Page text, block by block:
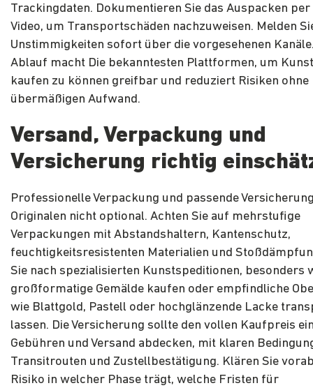
Trackingdaten. Dokumentieren Sie das Auspacken
Video, um Transportschäden nachzuweisen. Melden
Unstimmigkeiten sofort über die vorgesehenen
Ablauf macht Die bekanntesten Plattformen, um
kaufen zu können greifbar und reduziert Risiken ohne
übermäßigen Aufwand.
Versand, Verpackung und
Versicherung richtig
Professionelle Verpackung und passende
Originalen nicht optional. Achten Sie auf mehrstufige
Verpackungen mit Abstandshaltern, Kantenschutz,
feuchtigkeitsresistenten Materialien und
Sie nach spezialisierten Kunstspeditionen, besonders
großformatige Gemälde kaufen oder empfindliche
wie Blattgold, Pastell oder hochglänzende Lacke
lassen. Die Versicherung sollte den vollen Kaufpreis
Gebühren und Versand abdecken, mit klaren
Transitrouten und Zustellbestätigung. Klären Sie
Risiko in welcher Phase trägt, welche Fristen für